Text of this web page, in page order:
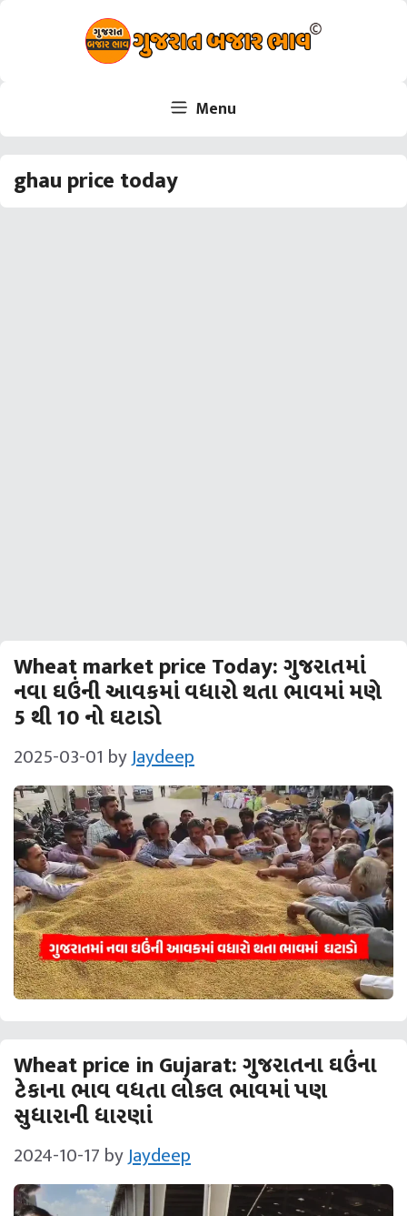
Skip
Menu
ghau price today
Wheat market price Today: ગુજરાતમાં
નવા ઘઉંની આવકમાં વધારો થતા ભાવમાં મણે
5 થી 10 નો ઘટાડો
2025-03-01 byJaydeep
Wheat price in Gujarat: ગુજરાતના ઘઉંના
ટેકાના ભાવ વધતા લોકલ ભાવમાં પણ
સુધારાની ધારણાં
2024-10-17 byJaydeep